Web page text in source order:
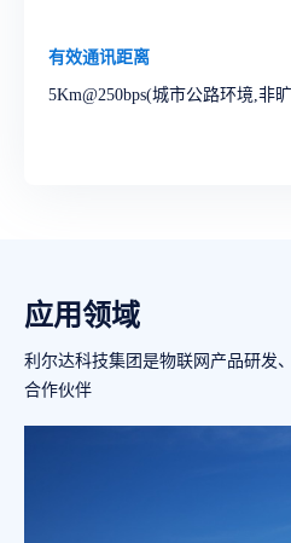
有效通讯距离
5Km@250bps(城市公路环境,非
应用领域
利尔达科技集团是物联网产品研发
合作伙伴